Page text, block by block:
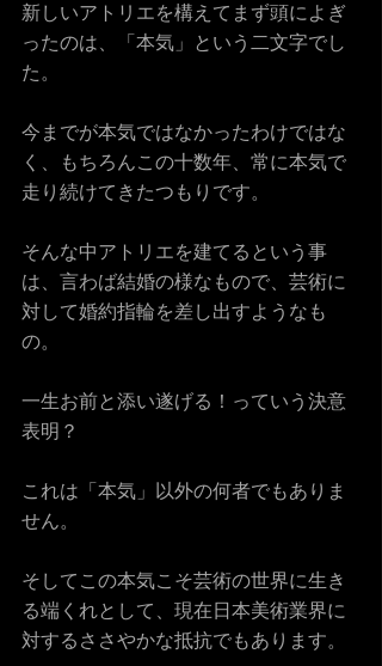
新しいアトリエを構えてまず頭によぎ
ったのは、「本気」という二文字でし
た。
今までが本気ではなかったわけではな
く、もちろんこの十数年、常に本気で
走り続けてきたつもりです。
そんな中アトリエを建てるという事
は、言わば結婚の様なもので、芸術に
対して婚約指輪を差し出すようなも
の。
一生お前と添い遂げる！っていう決意
表明？
これは「本気」以外の何者でもありま
せん。
そしてこの本気こそ芸術の世界に生き
る端くれとして、現在日本美術業界に
対するささやかな抵抗でもあります。